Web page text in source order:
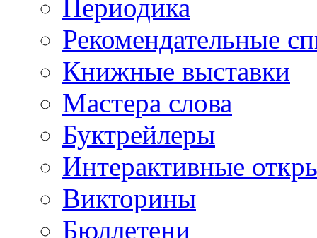
Периодика
Рекомендательные
Книжные выставки
Мастера слова
Буктрейлеры
Интерактивные
Викторины
Бюллетени